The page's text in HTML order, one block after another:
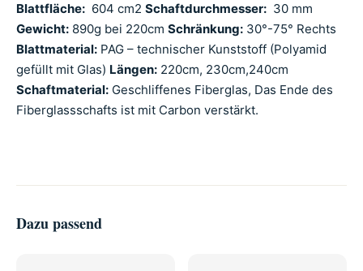
Blattfläche: 604 cm2 Schaftdurchmesser: 30 mm
Gewicht: 890g bei 220cm Schränkung: 30°-75° Rechts
Blattmaterial: PAG – technischer Kunststoff (Polyamid
gefüllt mit Glas) Längen: 220cm, 230cm,240cm
Schaftmaterial: Geschliffenes Fiberglas, Das Ende des
Fiberglassschafts ist mit Carbon verstärkt.
Dazu passend